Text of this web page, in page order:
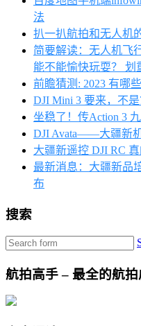
法
扒一扒航拍和无人机
简要解读：无人机飞
能不能愉快玩耍？ 划
前瞻猜测: 2023 有哪
DJI Mini 3 要来，不
坐稳了！传Action 3
DJI Avata——大疆新
大疆新遥控 DJI RC 真
最新消息：大疆新品
布
搜索
航拍高手 – 最全的航